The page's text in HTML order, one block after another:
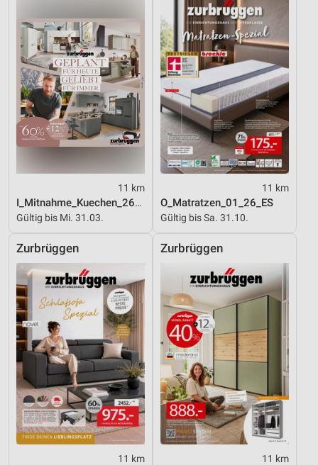
11 km
I_Mitnahme_Kuechen_26_ES
Gültig bis Mi. 31.03.
11 km
O_Matratzen_01_26_ES
Gültig bis Sa. 31.10.
Zurbrüggen
11 km
Zurbrüggen
11 km